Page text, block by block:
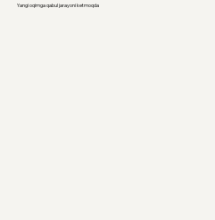
Yangi oqimga qabul jarayoni ketmoqda